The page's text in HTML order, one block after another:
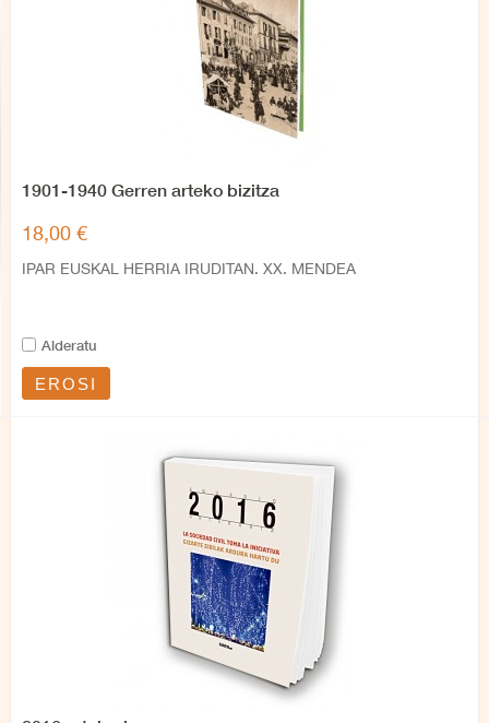
1901-1940 Gerren arteko bizitza
18,00 €
IPAR EUSKAL HERRIA IRUDITAN. XX. MENDEA
Alderatu
EROSI